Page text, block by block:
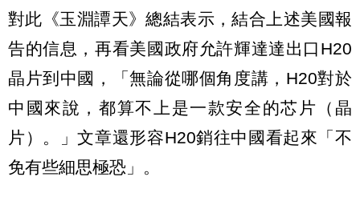
對此《玉淵譚天》總結表示，結合上述美國報
告的信息，再看美國政府允許輝達達出口H20
晶片到中國，「無論從哪個角度講，H20對於
中國來說，都算不上是一款安全的芯片（晶
片）。」文章還形容H20銷往中國看起來「不
免有些細思極恐」。